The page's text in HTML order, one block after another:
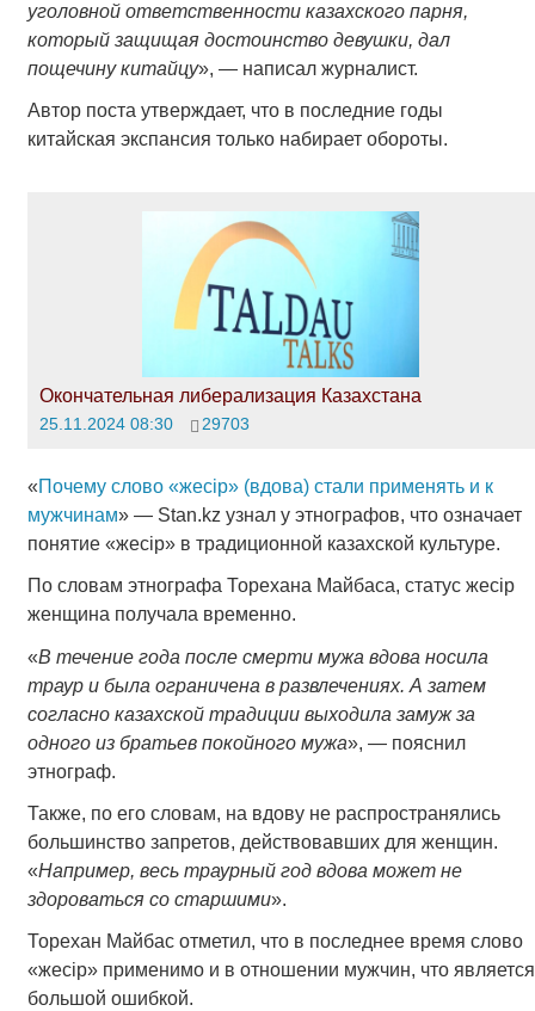
уголовной ответственности казахского парня,
который защищая достоинство девушки, дал
пощечину китайцу», — написал журналист.
Автор поста утверждает, что в последние годы
китайская экспансия только набирает обороты.
Окончательная либерализация Казахстана
25.11.2024 08:30 29703
«Почему слово «жесір» (вдова) стали применять и к
мужчинам» — Stan.kz узнал у этнографов, что означает
понятие «жесір» в традиционной казахской культуре.
По словам этнографа Торехана Майбаса, статус жесір
женщина получала временно.
«В течение года после смерти мужа вдова носила
траур и была ограничена в развлечениях. А затем
согласно казахской традиции выходила замуж за
одного из братьев покойного мужа», — пояснил
этнограф.
Также, по его словам, на вдову не распространялись
большинство запретов, действовавших для женщин.
«Например, весь траурный год вдова может не
здороваться со старшими».
Торехан Майбас отметил, что в последнее время слово
«жесір» применимо и в отношении мужчин, что является
большой ошибкой.